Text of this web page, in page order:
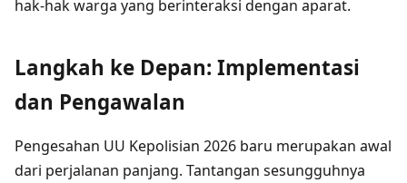
hak-hak warga yang berinteraksi dengan aparat.
Langkah ke Depan: Implementasi
dan Pengawalan
Pengesahan UU Kepolisian 2026 baru merupakan awal
dari perjalanan panjang. Tantangan sesungguhnya